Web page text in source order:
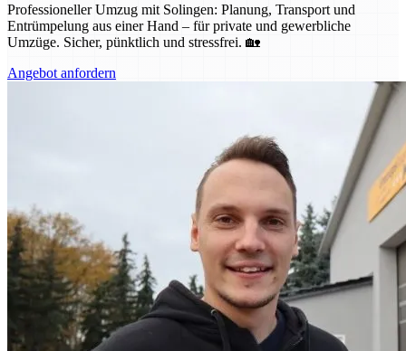
Professioneller Umzug mit Solingen: Planung, Transport und
Entrümpelung aus einer Hand – für private und gewerbliche
Umzüge. Sicher, pünktlich und stressfrei. 🏡
Angebot anfordern